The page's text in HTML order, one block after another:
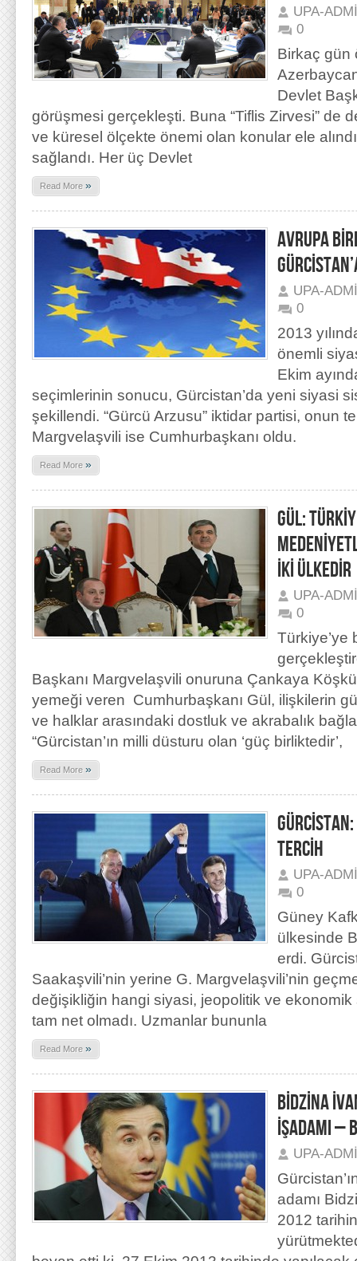
UPA-
0
Birkaç gün
Devlet
görüşmesi gerçekleşti. Buna “Tiflis Zirvesi” de
ve küresel ölçekte önemi olan konular ele
sağlandı. Her üç Devlet
Read More »
AVRUPA
UPA-
0
2013
önemli
Ekim
seçimlerinin sonucu, Gürcistan’da yeni siyasi
şekillendi. “Gürcü Arzusu” iktidar partisi, onun
Margvelaşvili ise Cumhurbaşkanı oldu.
Read More »
GÜL:
İKİ ÜLKEDİR
UPA-
0
Türkiye’ye
Başkanı Margvelaşvili onuruna Çankaya
yemeği veren Cumhurbaşkanı Gül, ilişkilerin
ve halklar arasındaki dostluk ve akrabalık
“Gürcistan’ın milli düsturu olan ‘güç birliktedir’,
Read More »
TERCİH
UPA-
0
Güney
ülkesinde
erdi.
Saakaşvili’nin yerine G. Margvelaşvili’nin
değişikliğin hangi siyasi, jeopolitik ve
tam net olmadı. Uzmanlar bununla
Read More »
BİDZİNA
İŞADAMI –
UPA-
adamı
2012